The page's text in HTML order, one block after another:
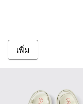
เพิ่ม